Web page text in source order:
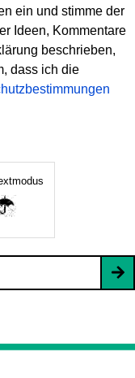
ein und stimme der
Ideen, Kommentare
beschrieben,
dass ich die